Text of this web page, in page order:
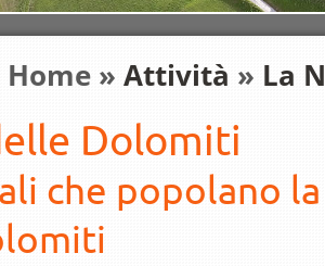
Home » Attività » La
Dolomiti
che popolano